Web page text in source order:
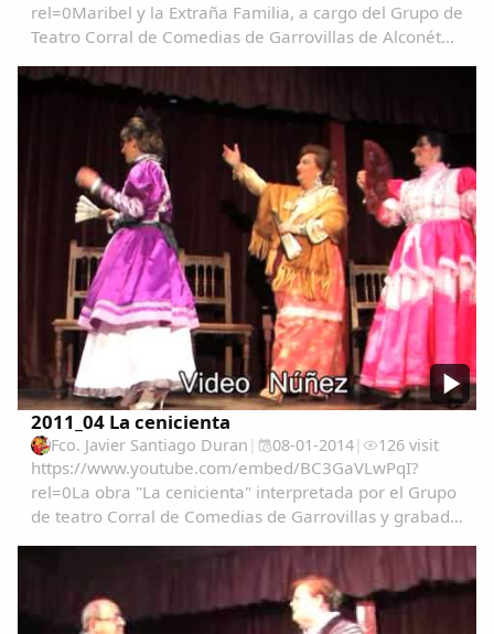
Dichos
Cancionero Local
Apodos
Peñas
La palra
Modo oscuro
rel=0Maribel y la Extraña Familia, a cargo del Grupo de
Teatro Corral de Comedias de Garrovillas de Alconétar.
Estrenada el 4 de febrero de 1994. Actuan:Angeles
MaciasAscension SantagoFernando HurtadoAna Luz...
2011_04 La cenicienta
Fco. Javier Santiago Duran | 08-01-2014| 126 visit
https://www.youtube.com/embed/BC3GaVLwPqI?
rel=0La obra "La cenicienta" interpretada por el Grupo
de teatro Corral de Comedias de Garrovillas y grabado
por Mariano Nuñez en su XX aniversario. Actúan:Irene
NuñezRosa NuñezEva MartinPurificacion...